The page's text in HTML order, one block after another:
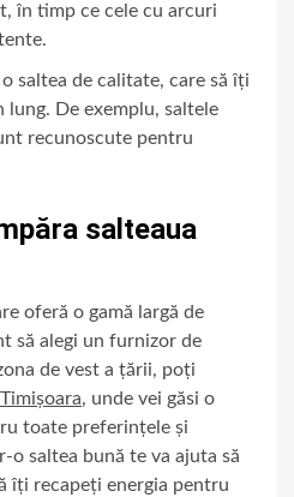
în timp ce cele cu arcuri
saltea de calitate, care să îți
De exemplu, saltele
recunoscute pentru
salteaua
oferă o gamă largă de
să alegi un furnizor de
de vest a țării, poți
, unde vei găsi o
toate preferințele și
o saltea bună te va ajuta să
îți recapeți energia pentru